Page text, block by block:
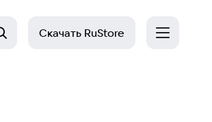
Скачать RuStore